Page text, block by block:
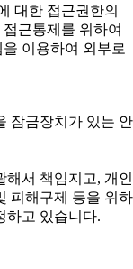
대한 접근권한의
근통제를 위하여
이용하여 외부로
잠금장치가 있는 안
해서 책임지고, 개인
피해구제 등을 위하
하고 있습니다.